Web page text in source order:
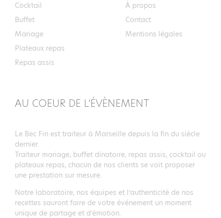
Cocktail
Buffet
Mariage
Plateaux repas
Repas assis
À propos
Contact
Mentions légales
AU COEUR DE L’ÉVÈNEMENT
Le Bec Fin est traiteur à Marseille depuis la fin du siècle
dernier.
Traiteur mariage, buffet dinatoire, repas assis, cocktail ou
plateaux repas, chacun de nos clients se voit proposer
une prestation sur mesure.
Notre laboratoire, nos équipes et l’authenticité de nos
recettes sauront faire de votre événement un moment
unique de partage et d’émotion.